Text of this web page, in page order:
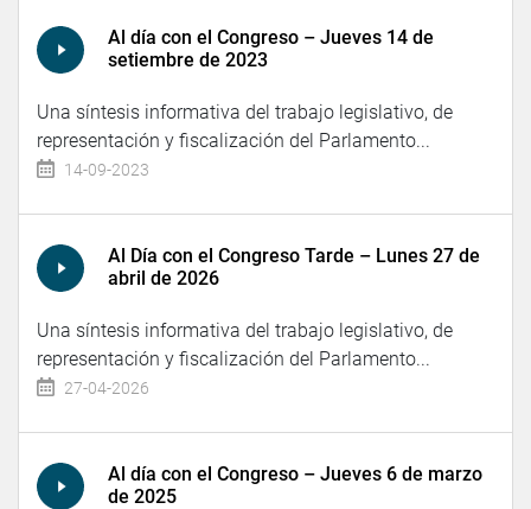
Al día con el Congreso – Jueves 14 de
setiembre de 2023
Una síntesis informativa del trabajo legislativo, de
representación y fiscalización del Parlamento...
14-09-2023
Al Día con el Congreso Tarde – Lunes 27 de
abril de 2026
Una síntesis informativa del trabajo legislativo, de
representación y fiscalización del Parlamento...
27-04-2026
Al día con el Congreso – Jueves 6 de marzo
de 2025